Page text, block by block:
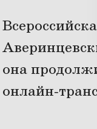
она
онлайн-